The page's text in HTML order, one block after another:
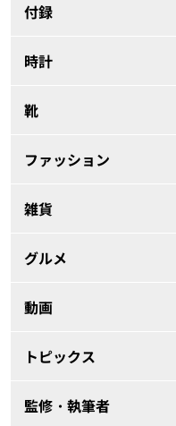
付録
時計
靴
ファッション
雑貨
グルメ
動画
トピックス
監修・執筆者